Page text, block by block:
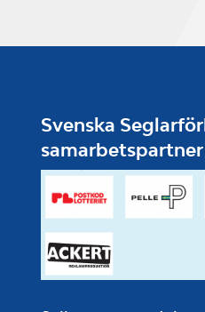
Svenska
samarbetspartner